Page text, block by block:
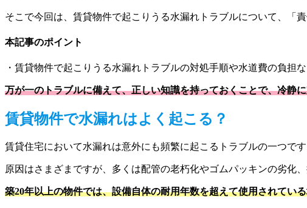
そこで今回は、賃貸物件で起こりうる水漏れトラブルについて、「
本記事のポイント
・賃貸物件で起こりうる水漏れトラブルの対処手順や水道費の負担
万が一のトラブルに備えて、正しい知識を持っておくことで、冷静
賃貸物件で水漏れはよく起こる？
賃貸住宅において水漏れは意外にも頻繁に起こるトラブルの一つです
原因はさまざまですが、多くは配管の老朽化やゴムパッキンの劣化
築20年以上の物件では、設備自体の耐用年数を超えて使用されてい